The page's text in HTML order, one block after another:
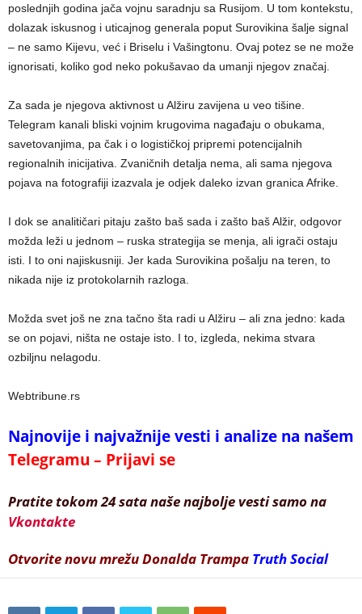
poslednjih godina jača vojnu saradnju sa Rusijom. U tom kontekstu,
dolazak iskusnog i uticajnog generala poput Surovikina šalje signal
– ne samo Kijevu, već i Briselu i Vašingtonu. Ovaj potez se ne može
ignorisati, koliko god neko pokušavao da umanji njegov značaj.
Za sada je njegova aktivnost u Alžiru zavijena u veo tišine.
Telegram kanali bliski vojnim krugovima nagađaju o obukama,
savetovanjima, pa čak i o logističkoj pripremi potencijalnih
regionalnih inicijativa. Zvaničnih detalja nema, ali sama njegova
pojava na fotografiji izazvala je odjek daleko izvan granica Afrike.
I dok se analitičari pitaju zašto baš sada i zašto baš Alžir, odgovor
možda leži u jednom – ruska strategija se menja, ali igrači ostaju
isti. I to oni najiskusniji. Jer kada Surovikina pošalju na teren, to
nikada nije iz protokolarnih razloga.
Možda svet još ne zna tačno šta radi u Alžiru – ali zna jedno: kada
se on pojavi, ništa ne ostaje isto. I to, izgleda, nekima stvara
ozbiljnu nelagodu.
Webtribune.rs
Najnovije i najvažnije vesti i analize na našem
Telegramu – Prijavi se
Pratite tokom 24 sata naše najbolje vesti samo na
Vkontakte
Otvorite novu mrežu Donalda Trampa Truth Social